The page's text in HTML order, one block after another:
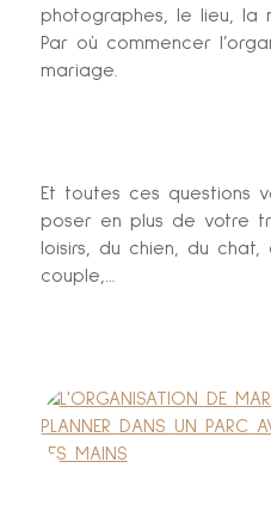
photographes, le lieu, la
Par où commencer
mariage.
Et toutes ces questions
poser en plus de votre
loisirs, du chien, du
couple,…